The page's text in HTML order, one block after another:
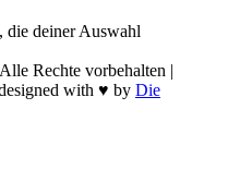
die deiner Auswahl
Rechte vorbehalten |
with ♥ by Die